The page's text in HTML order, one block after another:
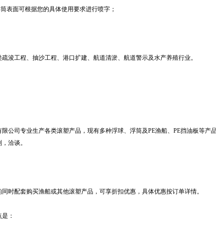
表面可根据您的具体使用要求进行喷字；
浚工程、抽沙工程、港口扩建、航道清淤、航道警示及水产养殖行业。
公司专业生产各类滚塑产品，现有多种浮球、浮筒及PE渔船、PE挡油板等
洽谈。
时配套购买渔船或其他滚塑产品，可享折扣优惠，具体优惠按订单详情。
：